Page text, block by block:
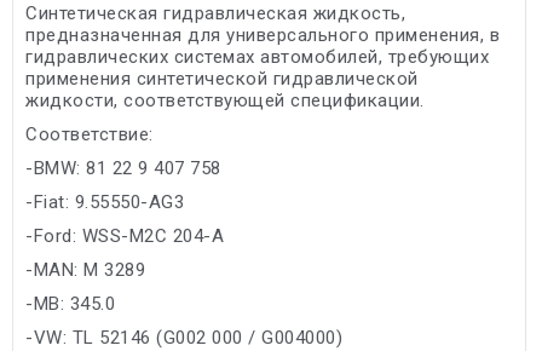
Синтетическая гидравлическая жидкость,
предназначенная для универсального применения, в
гидравлических системах автомобилей, требующих
применения синтетической гидравлической
жидкости, соответствующей спецификации.
Соответствие:
-BMW: 81 22 9 407 758
-Fiat: 9.55550-AG3
-Ford: WSS-M2C 204-A
-MAN: M 3289
-MB: 345.0
-VW: TL 52146 (G002 000 / G004000)